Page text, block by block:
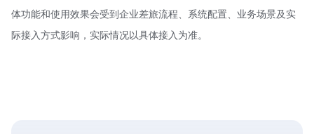
体功能和使用效果会受到企业差旅流程、系统配置、业务场景及实
际接入方式影响，实际情况以具体接入为准。